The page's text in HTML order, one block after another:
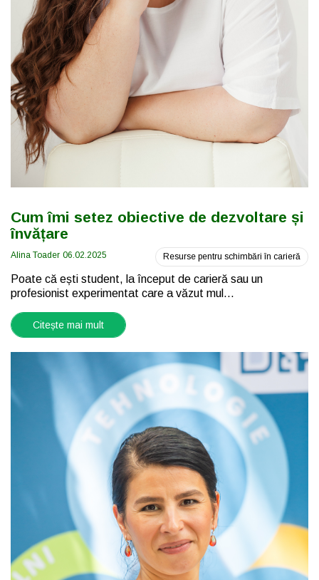
Cum îmi setez obiective de dezvoltare și
învățare
Alina Toader 06.02.2025 Resurse pentru schimbări în carieră
Poate că ești student, la început de carieră sau un
profesionist experimentat care a văzut mul...
Citește mai mult